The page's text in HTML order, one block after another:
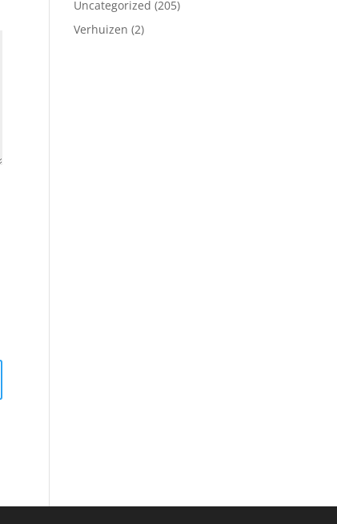
Uncategorized (205)
Verhuizen (2)